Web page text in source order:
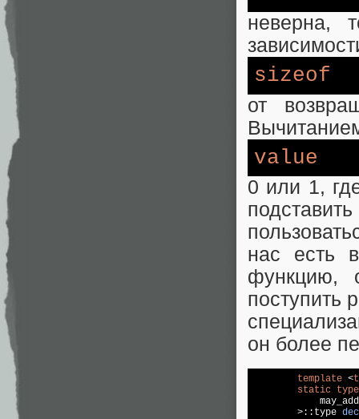
неверна,
sizeof
от
value
0 или 1,
нас есть
функцию,
поступить
он более
template <
static
	>::
type